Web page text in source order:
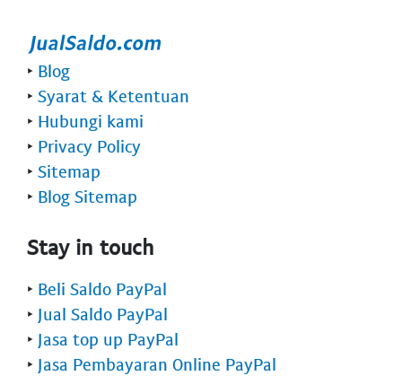
‣ Blog
‣ Syarat & Ketentuan
‣ Hubungi kami
‣ Privacy Policy
‣ Sitemap
‣ Blog Sitemap
Stay in touch
‣ Beli Saldo PayPal
‣ Jual Saldo PayPal
‣ Jasa top up PayPal
‣ Jasa Pembayaran Online PayPal